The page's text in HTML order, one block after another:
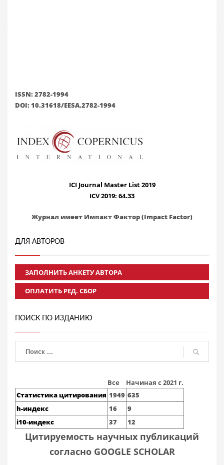
ISSN: 2782-1994
DOI: 10.31618/EESA.2782-1994
ICI Journal Master List 2019
ICV 2019: 64.33
Журнал имеет Импакт Фактор (Impact Factor)
ДЛЯ АВТОРОВ
ЗАПОЛНИТЬ АНКЕТУ АВТОРА
ОПЛАТИТЬ РЕД. СБОР
ПОИСК ПО ИЗДАНИЮ
Все
Начиная с 2021 г.
Статистика цитирования 1949 635
h-индекс
16
9
i10-индекс
37 12
Цитируемость научных публикаций
согласно GOOGLE SCHOLAR